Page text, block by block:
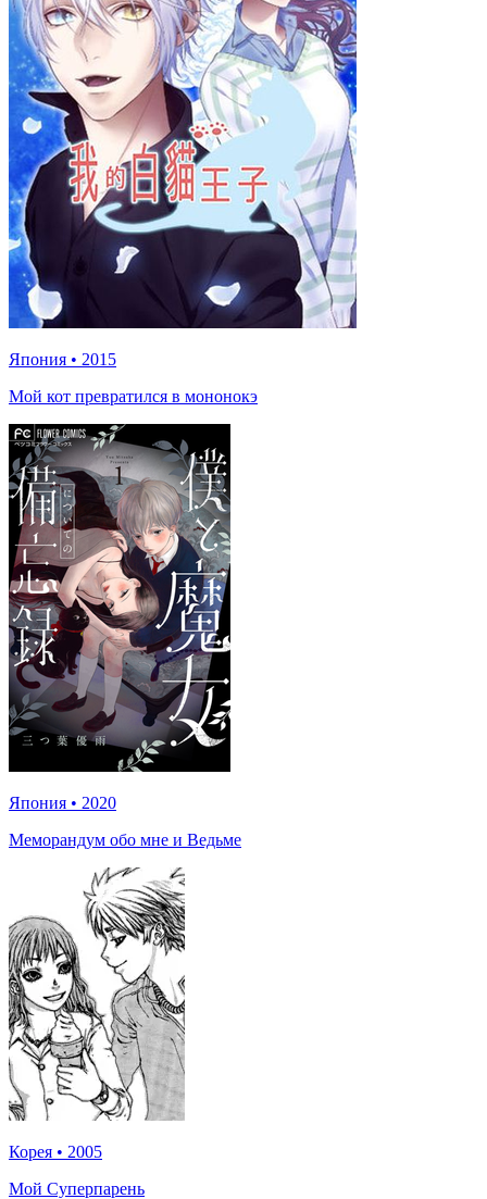
Япония • 2015
Мой кот превратился в мононокэ
Япония • 2020
Меморандум обо мне и Ведьме
Корея • 2005
Мой Суперпарень